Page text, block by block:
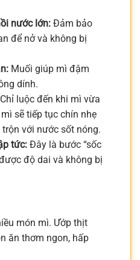
nước lớn: Đảm bảo
để nở và không bị
Muối giúp mì đậm
dính.
Chỉ luộc đến khi mì vừa
sẽ tiếp tục chín nhẹ
với nước sốt nóng.
tức: Đây là bước “sốc
độ dai và không bị
món mì. Ướp thịt
ăn thơm ngon, hấp